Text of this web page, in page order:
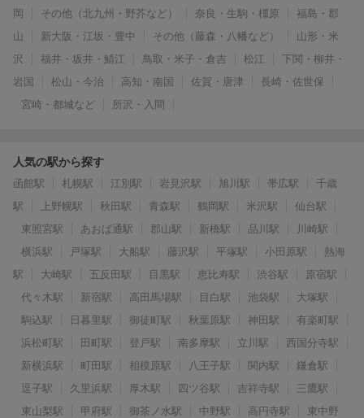
岡
その他（北九州・野芥など） 奈良・生駒・橿原
福島・郡
山
新大阪・江坂・豊中 その他（藤森・八幡など）
山形・米
沢
福井・坂井・鯖江 鳥取・米子・倉吉 松江
下関・柳井・
岩国
松山・今治 高知・南国 佐賀・唐津
長崎・佐世保
宮崎・都城など
所沢・入間
人気の駅から探す
函館駅 札幌駅 江別駅 岩見沢駅 旭川駅 帯広駅
千歳
駅
上野幌駅 秋田駅 青森駅 鶴岡駅 米沢駅
仙台駅
東照宮駅
あおば通駅 郡山駅 新橋駅 品川駅
川崎駅
横浜駅
戸塚駅 大船駅 藤沢駅 平塚駅 小田原駅
熱海
駅
大崎駅 五反田駅 目黒駅 恵比寿駅 渋谷駅
原宿駅
代々木駅
新宿駅 高田馬場駅 目白駅 池袋駅
大塚駅
駒込駅
日暮里駅 御徒町駅 秋葉原駅 神田駅
有楽町駅
浜松町駅
田町駅 登戸駅 南多摩駅 立川駅
西国分寺駅
新横浜駅
町田駅 相模原駅 八王子駅 関内駅
鎌倉駅
逗子駅
久里浜駅 厚木駅 四ツ谷駅 吉祥寺駅
三鷹駅
東山梨駅
甲府駅 御茶ノ水駅 中野駅 高円寺駅
東中野